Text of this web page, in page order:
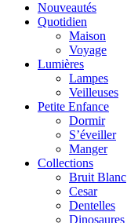
Nouveautés
Quotidien
Maison
Voyage
Lumières
Lampes
Veilleuses
Petite Enfance
Dormir
S’éveiller
Manger
Collections
Bruit Blanc
Cesar
Dentelles
Dinosaures